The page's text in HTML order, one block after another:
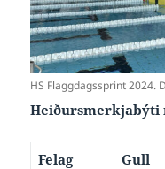
HS Flaggdagssprint 2024.
Heiðursmerkjabýti
Felag Gull